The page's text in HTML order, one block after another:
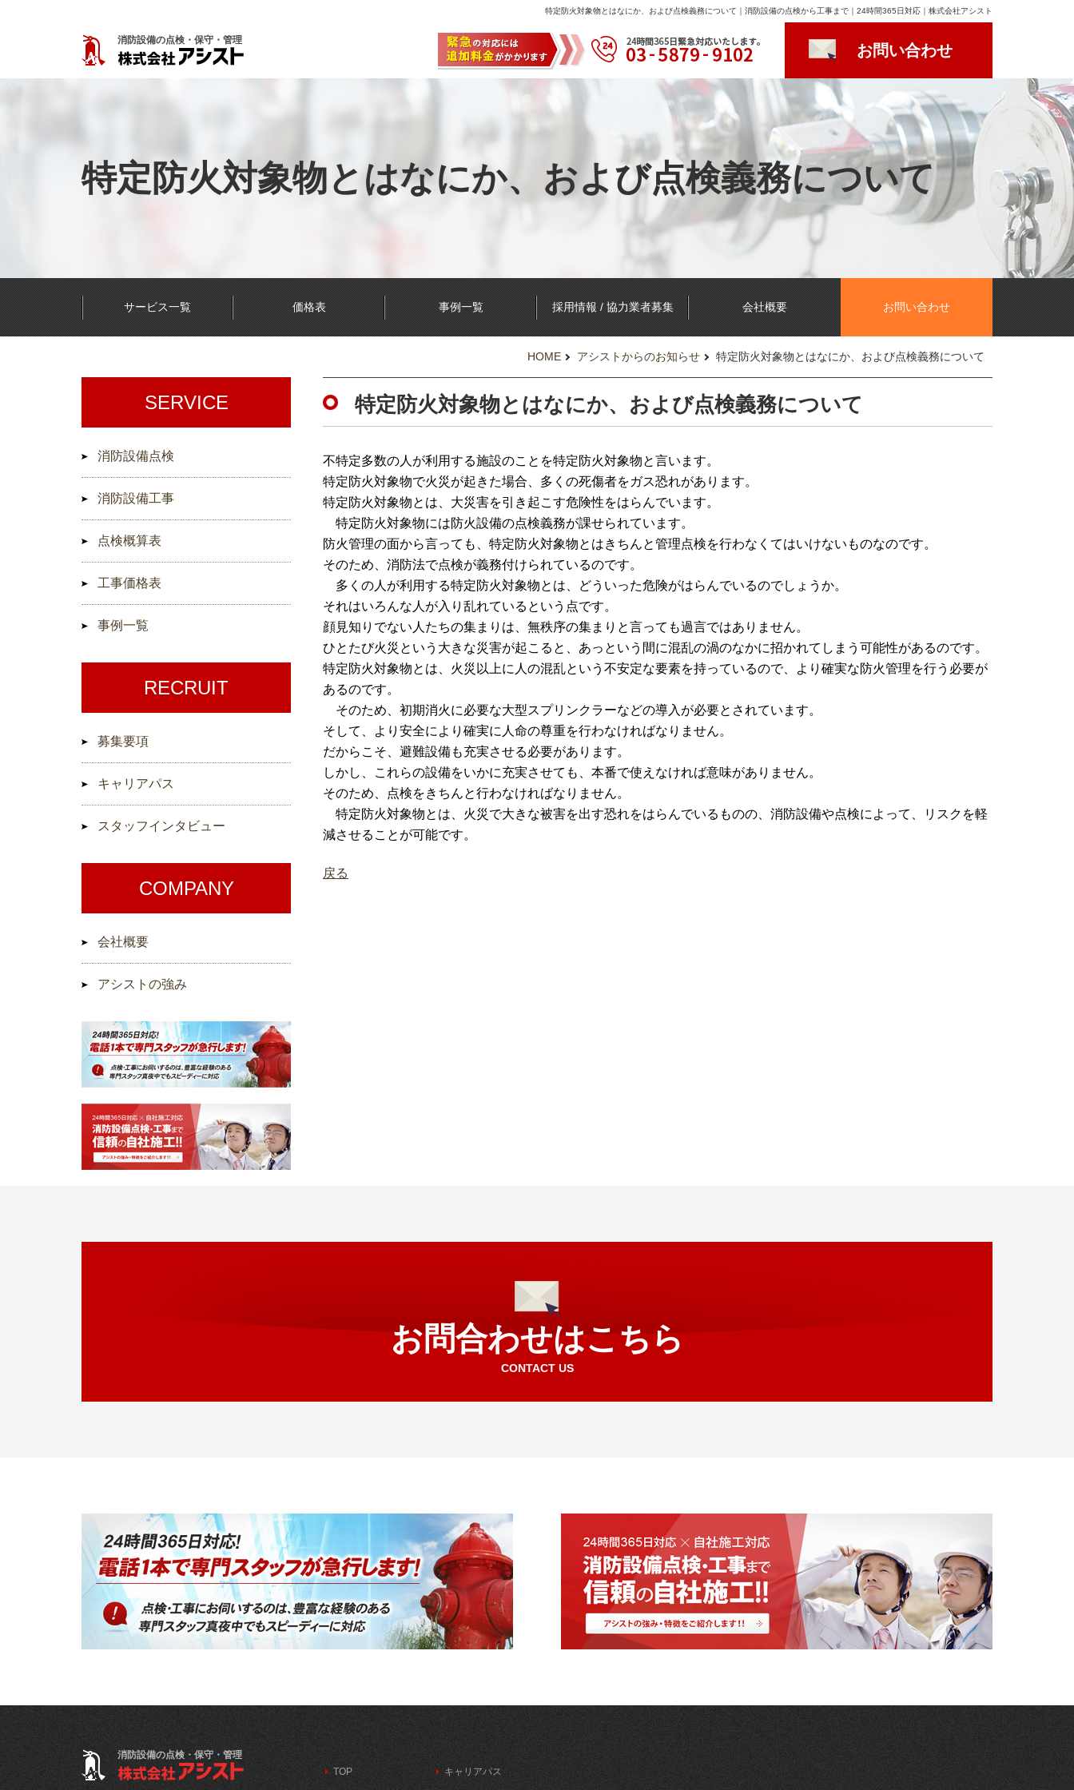
特定防火対象物とはなにか、および点検義務について｜消防設備の点検から工事まで｜24時間365日対応｜株式会社アシスト
消防設備の点検・保守・管理
お問い合わせ
特定防火対象物とはなにか、および点検義務について
サービス一覧 価格表 事例一覧 採用情報 / 協力業者募集 会社概要 お問い合わせ
HOME アシストからのお知らせ 特定防火対象物とはなにか、および点検義務について
特定防火対象物とはなにか、および点検義務について
不特定多数の人が利用する施設のことを特定防火対象物と言います。
特定防火対象物で火災が起きた場合、多くの死傷者をガス恐れがあります。
特定防火対象物とは、大災害を引き起こす危険性をはらんでいます。
特定防火対象物には防火設備の点検義務が課せられています。
防火管理の面から言っても、特定防火対象物とはきちんと管理点検を行わなくてはいけないものなのです。
そのため、消防法で点検が義務付けられているのです。
多くの人が利用する特定防火対象物とは、どういった危険がはらんでいるのでしょうか。
それはいろんな人が入り乱れているという点です。
顔見知りでない人たちの集まりは、無秩序の集まりと言っても過言ではありません。
ひとたび火災という大きな災害が起こると、あっという間に混乱の渦のなかに招かれてしまう可能性があるのです。
特定防火対象物とは、火災以上に人の混乱という不安定な要素を持っているので、より確実な防火管理を行う必要が
あるのです。
そのため、初期消火に必要な大型スプリンクラーなどの導入が必要とされています。
そして、より安全により確実に人命の尊重を行わなければなりません。
だからこそ、避難設備も充実させる必要があります。
しかし、これらの設備をいかに充実させても、本番で使えなければ意味がありません。
そのため、点検をきちんと行わなければなりません。
特定防火対象物とは、火災で大きな被害を出す恐れをはらんでいるものの、消防設備や点検によって、リスクを軽
減させることが可能です。
戻る
SERVICE
消防設備点検
消防設備工事
点検概算表
工事価格表
事例一覧
RECRUIT
募集要項
キャリアパス
スタッフインタビュー
COMPANY
会社概要
アシストの強み
お問合わせはこちら
CONTACT US
消防設備の点検・保守・管理
TOP
キャリアパス